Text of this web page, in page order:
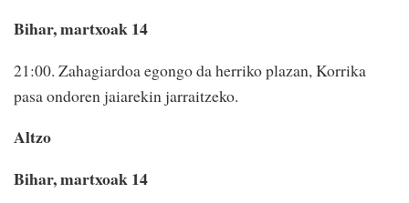
Bihar, martxoak 14
21:00. Zahagiardoa egongo da herriko plazan, Korrika
pasa ondoren jaiarekin jarraitzeko.
Altzo
Bihar, martxoak 14